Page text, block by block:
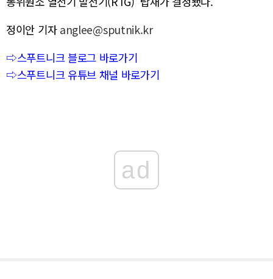
정이안 기자 anglee@sputnik.kr
⇨스푸트니크 블로그 바로가기
⇨스푸트니크 유튜브 채널 바로가기
ad